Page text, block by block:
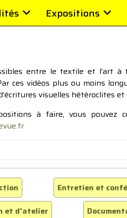
Expositions
entre le textile et l’art à
ces vidéos plus ou moins
visuelles hétéroclites et
à faire, vous pouvez
Entretien et
et d'atelier